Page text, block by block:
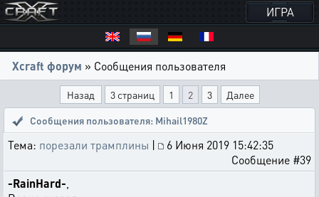
ИГРА
Xcraft форум » Сообщения пользователя
Назад 3 страниц 1 2 3
Далее
Сообщения пользователя: Mihail1980Z
Тема: порезали трамплины |
6 Июня 2019 15:42:35
Сообщение #39
-RainHard-